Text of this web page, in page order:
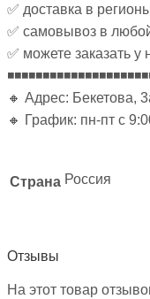
✅ доставка в
✅ самовывоз в
✅ можете заказать у
🔸 Адрес: Бекетова,
🔸 График: пн-пт с
Страна Россия
Отзывы
На этот товар